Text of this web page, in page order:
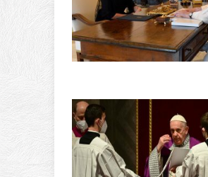
ЛЕНТА НОВОСТЕЙ